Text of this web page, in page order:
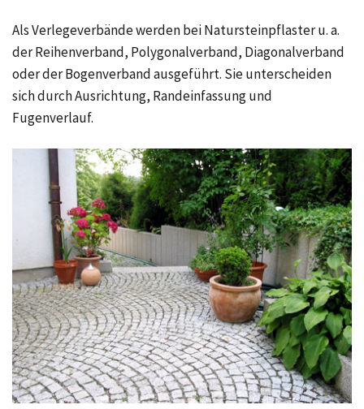
Als Verlegeverbände werden bei Natursteinpflaster u. a.
der Reihenverband, Polygonalverband, Diagonalverband
oder der Bogenverband ausgeführt. Sie unterscheiden
sich durch Ausrichtung, Randeinfassung und
Fugenverlauf.